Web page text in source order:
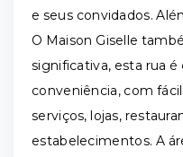
e seus convidados.
O Maison Giselle
significativa, esta rua
conveniência, com
serviços, lojas,
estabelecimentos. A